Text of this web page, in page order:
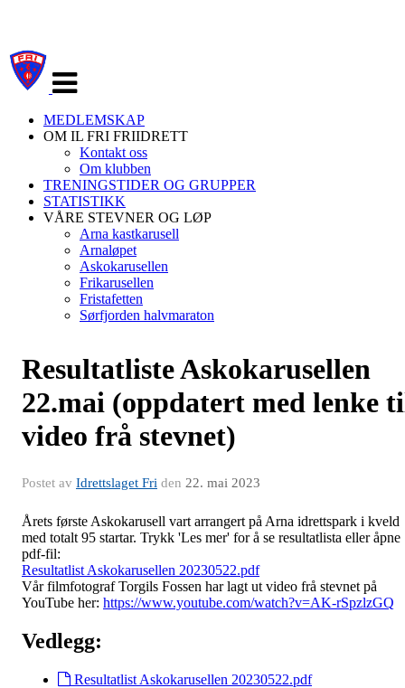
navigasjon
MEDLEMSKAP
OM IL FRI FRIIDRETT
Kontakt oss
Om klubben
TRENINGSTIDER OG GRUPPER
STATISTIKK
VÅRE STEVNER OG LØP
Arna kastkarusell
Arnaløpet
Askokarusellen
Frikarusellen
Fristafetten
Sørfjorden halvmaraton
Resultatliste Askokarusellen
22.mai (oppdatert med lenke
video frå stevnet)
Postet av Idrettslaget Fri den 22. mai 2023
Årets første Askokarusell vart arrangert på Arna idrettspark i kveld
med totalt 95 startar. Trykk 'Les mer' for å se resultatlista eller åpne
pdf-fil:
Resultatlist Askokarusellen 20230522.pdf
Vår filmfotograf Torgils Fossen har lagt ut video frå stevnet på
YouTube her: https://www.youtube.com/watch?v=AK-rSpzlzGQ
Vedlegg:
Resultatlist Askokarusellen 20230522.pdf